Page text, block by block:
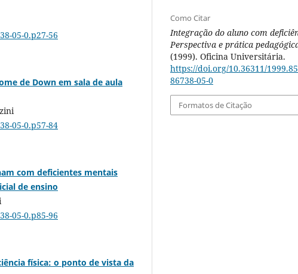
05-0.p27-56
de Down em sala de aula
05-0.p57-84
com deficientes mentais
de ensino
05-0.p85-96
física: o ponto de vista da
Como Citar
Integração do aluno com
Perspectiva e prática
(1999). Oficina Universitária.
https://doi.org/10.36311/
86738-05-0
Formatos de Citação